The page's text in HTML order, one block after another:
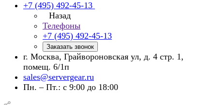
+7 (495) 492-45-13
Назад
Телефоны
+7 (495) 492-45-13
Заказать звонок
г. Москва, Грайвороновская ул, д. 4 стр. 1,
помещ. 6/1п
sales@servergear.ru
Пн. – Пт.: с 9:00 до 18:00